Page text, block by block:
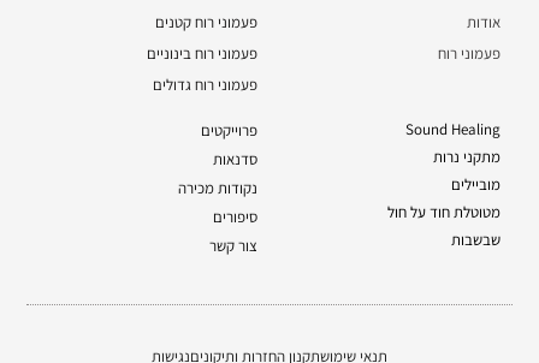
אודות
פעמוני רוח
פעמוני רוח קטנים
פעמוני רוח בינוניים
פעמוני רוח גדולים
Sound Healing
מתקני נרות
מוביילים
מטוטלת חוד על חול
שבשבות
פרוייקטים
סדנאות
נקודות מכירה
סיפורים
צור קשר
תנאי שימושתקנון החזרות ותיקוניםנגישות